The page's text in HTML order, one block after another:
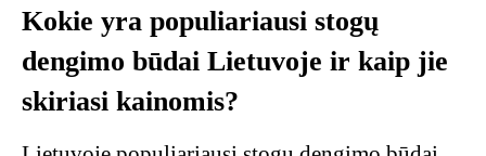
Kokie yra populiariausi stogų
dengimo būdai Lietuvoje ir kaip jie
skiriasi kainomis?